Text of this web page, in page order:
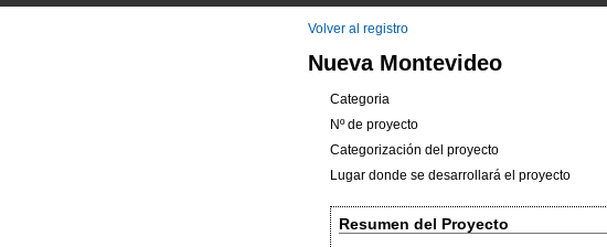
Volver al registro
Nueva Montevideo
Categoria
Nº de proyecto
Categorización del proyecto
Lugar donde se desarrollará el proyecto
Resumen del Proyecto